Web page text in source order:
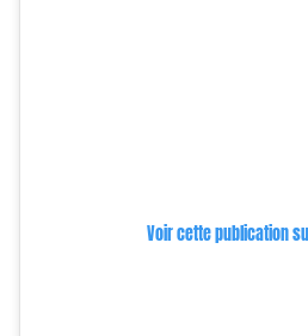
Voir cette publication